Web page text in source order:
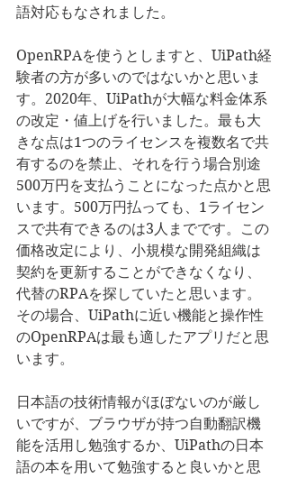
語対応もなされました。
OpenRPAを使うとしますと、UiPath経
験者の方が多いのではないかと思いま
す。2020年、UiPathが大幅な料金体系
の改定・値上げを行いました。最も大
きな点は1つのライセンスを複数名で共
有するのを禁止、それを行う場合別途
500万円を支払うことになった点かと思
います。500万円払っても、1ライセン
スで共有できるのは3人までです。この
価格改定により、小規模な開発組織は
契約を更新することができなくなり、
代替のRPAを探していたと思います。
その場合、UiPathに近い機能と操作性
のOpenRPAは最も適したアプリだと思
います。
日本語の技術情報がほぼないのが厳し
いですが、ブラウザが持つ自動翻訳機
能を活用し勉強するか、UiPathの日本
語の本を用いて勉強すると良いかと思